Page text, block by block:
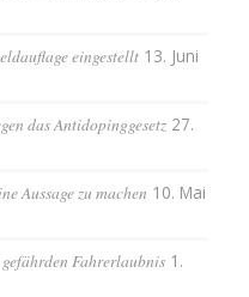
eingestellt 13. Juni
das Antidopinggesetz 27.
Aussage zu machen 10. Mai
Fahrerlaubnis 1.